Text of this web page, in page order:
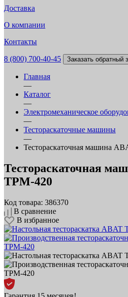
Доставка
О компании
Контакты
8 (800) 700-40-45 Заказать обратный
Главная
—
Каталог
—
Электромеханическое
—
Тестораскаточные машины
—
Тестораскаточная машина
Тестораскаточная
ТРМ‑420
Код товара: 386370
В сравнение
В избранное